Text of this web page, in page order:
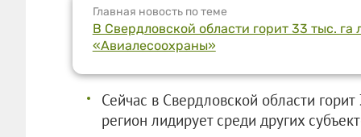
Главная новость по теме
В Свердловской области горит 33 тыс. га
«Авиалесоохраны»
Сейчас в Свердловской области
регион лидирует среди других